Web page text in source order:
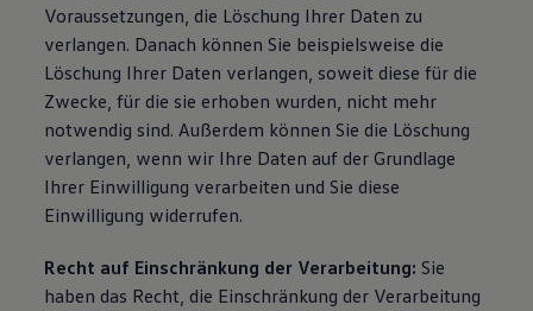
Voraussetzungen, die Löschung Ihrer Daten zu
verlangen. Danach können Sie beispielsweise die
Löschung Ihrer Daten verlangen, soweit diese für die
Zwecke, für die sie erhoben wurden, nicht mehr
notwendig sind. Außerdem können Sie die Löschung
verlangen, wenn wir Ihre Daten auf der Grundlage
Ihrer Einwilligung verarbeiten und Sie diese
Einwilligung widerrufen.
Recht auf Einschränkung der Verarbeitung: Sie
haben das Recht, die Einschränkung der Verarbeitung